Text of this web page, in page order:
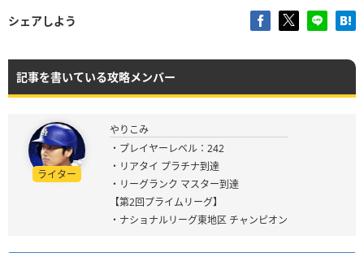
シェアしよう
記事を書いている攻略メンバー
ライター
やりこみ
・プレイヤーレベル：242
・リアタイ プラチナ到達
・リーグランク マスター到達
【第2回プライムリーグ】
・ナショナルリーグ東地区 チャンピオン